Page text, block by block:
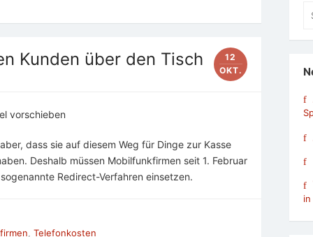
Kunden über den Tisch
12
OKT.
vorschieben
dass sie auf diesem Weg für Dinge zur Kasse
Deshalb müssen Mobil­funk­firmen seit 1. Februar
Redirect-Verfahren einsetzen.
, Telefonkosten